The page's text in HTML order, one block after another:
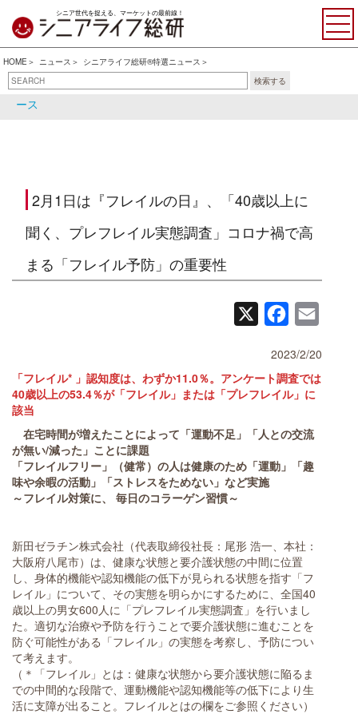
シニア世代を捉える、マーケットの最前線！
HOME ニュース
シニアライフ総研®特選ニュース
検索する
シニアライフ総研®特選ニュ
ース
シニア関連ニュース
2月1日は『フレイルの日』、「40歳以上に
聞く、プレフレイル実態調査」コロナ禍で高
まる「フレイル予防」の重要性
Facebook
2023/2/20
「フレイル* 」認知度は、わずか11.0％。アンケート調査では
40歳以上の53.4％が「フレイル」または「プレフレイル」に
該当
在宅時間が増えたことによって「運動不足」「人との交流
が無い/減った」ことに課題
「フレイルフリー」（健常）の人は健康のため「運動」「趣
味や余暇の活動」「ストレスをためない」など実施
～フレイル対策に、 毎日のコラーゲン習慣～
新田ゼラチン株式会社（代表取締役社長：尾形 浩一、本社：
大阪府八尾市）は、健康な状態と要介護状態の中間に位置
し、身体的機能や認知機能の低下が見られる状態を指す「フ
レイル」について、その実態を明らかにするために、全国40
歳以上の男女600人に「プレフレイル実態調査」を行いまし
た。適切な治療や予防を行うことで要介護状態に進むことを
防ぐ可能性がある「フレイル」の実態を考察し、予防につい
て考えます。
（＊「フレイル」とは：健康な状態から要介護状態に陥るま
での中間的な段階で、運動機能や認知機能等の低下により生
活に支障が出ること。フレイルとはの欄をご参照ください）